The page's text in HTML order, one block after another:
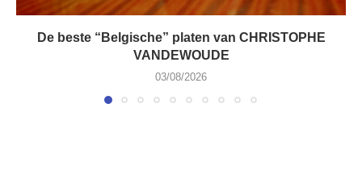
De beste “Belgische” platen van CHRISTOPHE
VANDEWOUDE
03/08/2026